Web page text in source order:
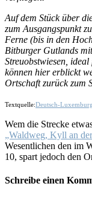
Auf dem Stück über
zum Ausgangspunkt
Ferne (bis in den
Bitburger Gutlands
Streuobstwiesen,
können hier erblickt
Ortschaft zurück zum
Textquelle:Deutsch-
Wem die Strecke
„Waldweg, Kyll an
Wesentlichen den im
10, spart jedoch den
Schreibe einen